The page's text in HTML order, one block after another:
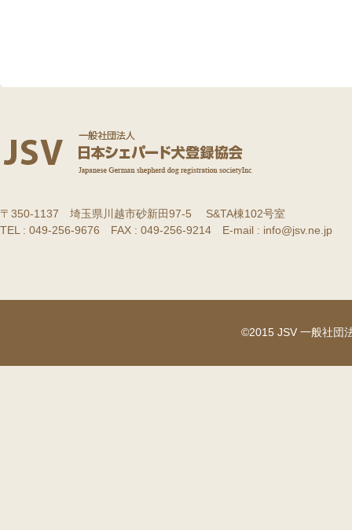
〒350-1137 埼玉県川越市砂新田97-5 S&TA棟102号室
TEL : 049-256-9676 FAX : 049-256-9214 E-mail : info@jsv.ne.jp
©2015 JSV 一般社団